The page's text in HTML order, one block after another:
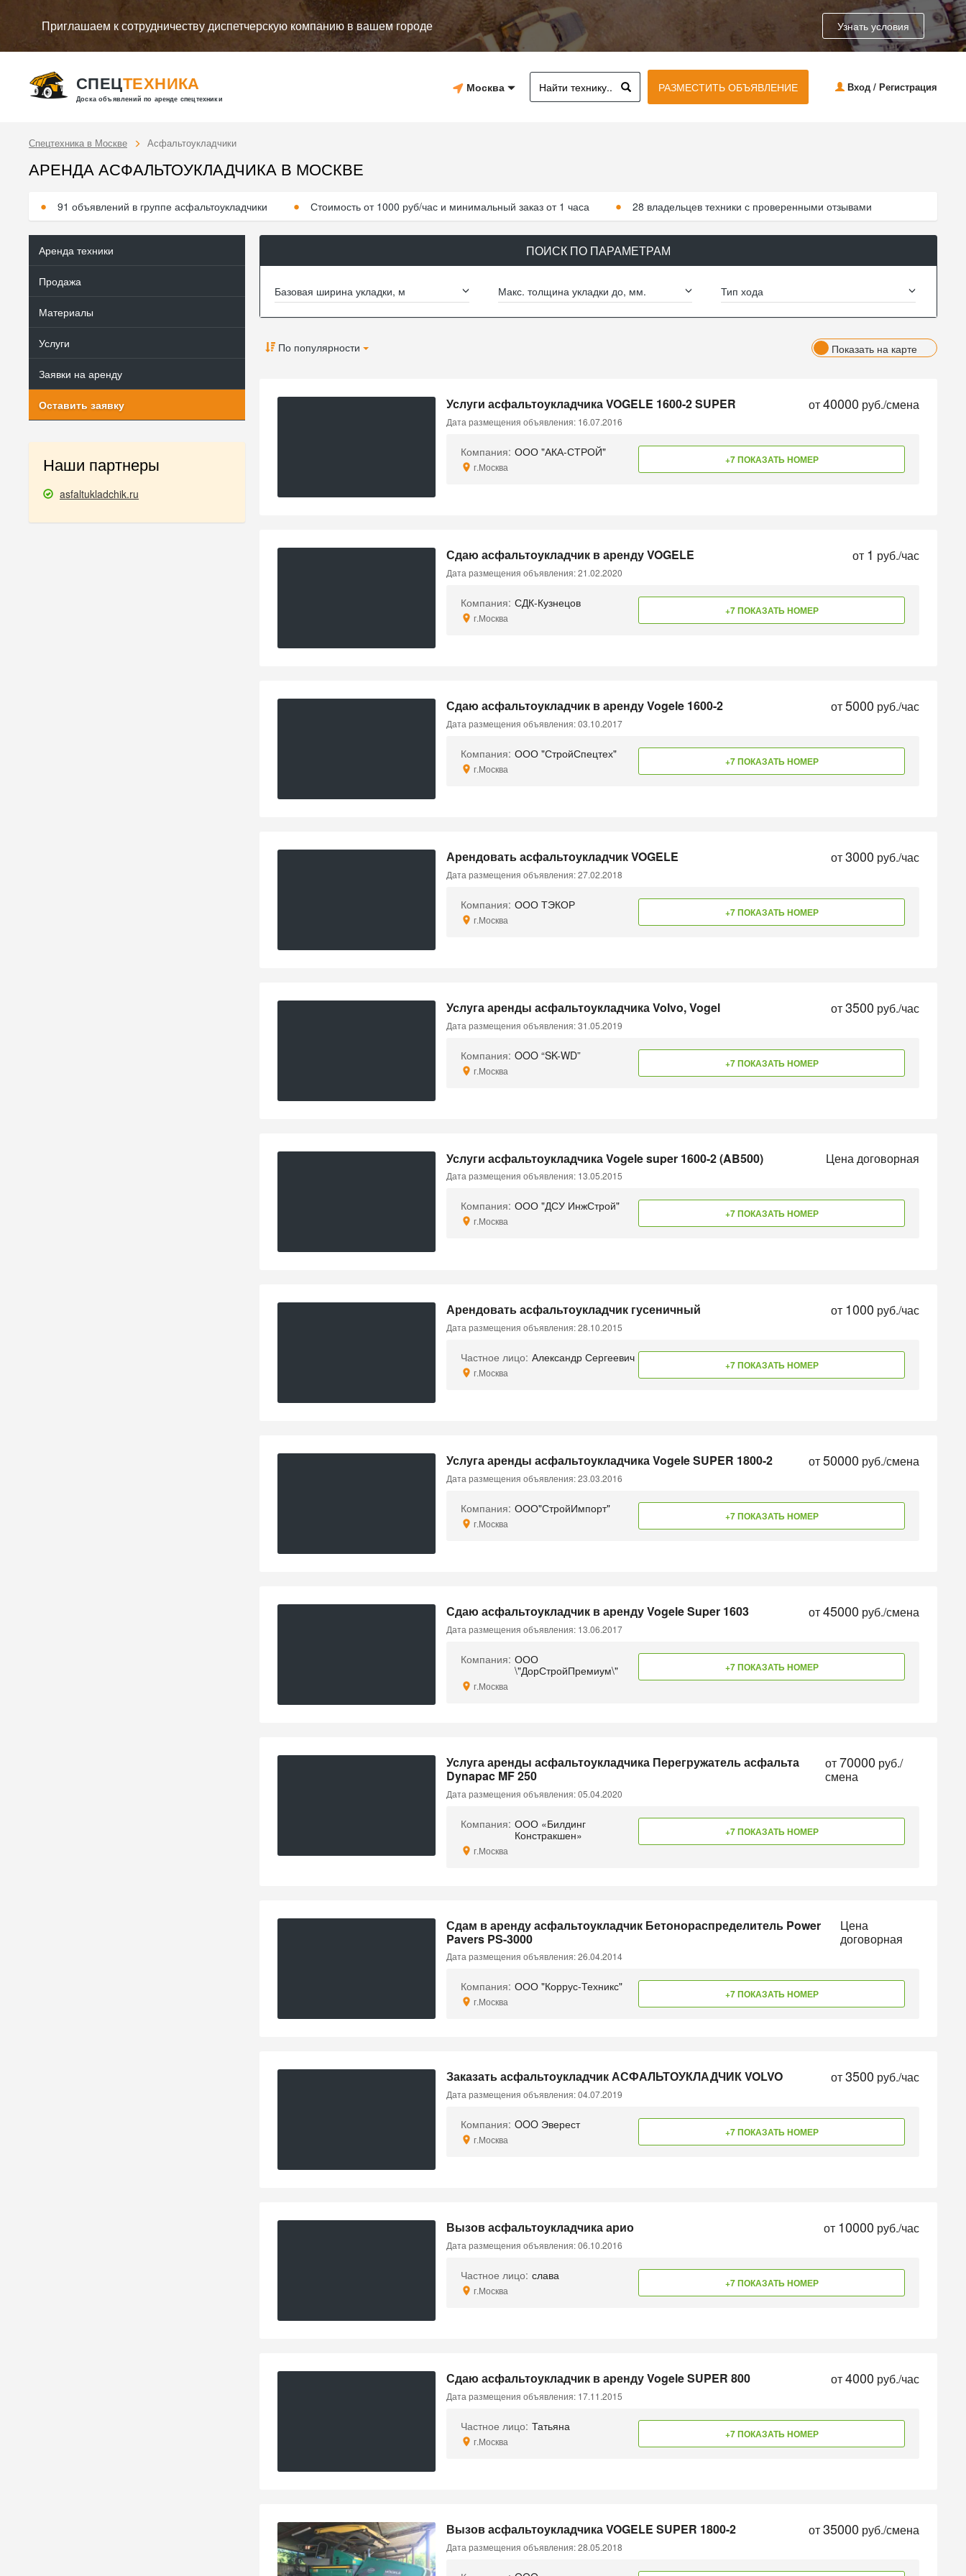
Приглашаем к сотрудничеству диспетчерскую компанию в вашем городе Узнать условия
СПЕЦТЕХНИКА
Доска объявлений по аренде спецтехники
Москва РАЗМЕСТИТЬ ОБЪЯВЛЕНИЕ Вход / Регистрация
Спецтехника в Москве Асфальтоукладчики
АРЕНДА АСФАЛЬТОУКЛАДЧИКА В МОСКВЕ
91 объявлений в группе асфальтоукладчики Стоимость от 1000 руб/час и минимальный заказ от 1 часа 28 владельцев техники с проверенными отзывами
Аренда техники
Продажа
Материалы
Услуги
Заявки на аренду
Оставить заявку
Наши партнеры
asfaltukladchik.ru
ПОИСК ПО ПАРАМЕТРАМ
Базовая ширина укладки, м Макс. толщина укладки до, мм. Тип хода
По популярности Показать на карте
Услуги асфальтоукладчика VOGELE 1600-2 SUPER от40000 руб./смена
Дата размещения объявления: 16.07.2016
Компания: ООО "АКА-СТРОЙ"
г.Москва
+7 ПОКАЗАТЬ НОМЕР
Сдаю асфальтоукладчик в аренду VOGELE от 1 руб./час
Дата размещения объявления: 21.02.2020
Компания: СДК-Кузнецов
г.Москва
+7 ПОКАЗАТЬ НОМЕР
Сдаю асфальтоукладчик в аренду Vogele 1600-2 от5000 руб./час
Дата размещения объявления: 03.10.2017
Компания: ООО "СтройСпецтех"
г.Москва
+7 ПОКАЗАТЬ НОМЕР
Арендовать асфальтоукладчик VOGELE от3000 руб./час
Дата размещения объявления: 27.02.2018
Компания: ООО ТЭКОР
г.Москва
+7 ПОКАЗАТЬ НОМЕР
Услуга аренды асфальтоукладчика Volvo, Vogel от3500 руб./час
Дата размещения объявления: 31.05.2019
Компания: OOO “SK-WD”
г.Москва
+7 ПОКАЗАТЬ НОМЕР
Услуги асфальтоукладчика Vogele super 1600-2 (AB500) Цена договорная
Дата размещения объявления: 13.05.2015
Компания: ООО "ДСУ ИнжСтрой"
г.Москва
+7 ПОКАЗАТЬ НОМЕР
Арендовать асфальтоукладчик гусеничный от 1000 руб./час
Дата размещения объявления: 28.10.2015
Частное лицо: Александр Сергеевич
г.Москва
+7 ПОКАЗАТЬ НОМЕР
Услуга аренды асфальтоукладчика Vogele SUPER 1800-2 от50000 руб./смена
Дата размещения объявления: 23.03.2016
Компания: ООО"СтройИмпорт"
г.Москва
+7 ПОКАЗАТЬ НОМЕР
Сдаю асфальтоукладчик в аренду Vogele Super 1603 от45000 руб./смена
Дата размещения объявления: 13.06.2017
Компания: ООО
\"ДорСтройПремиум\"
г.Москва
+7 ПОКАЗАТЬ НОМЕР
Услуга аренды асфальтоукладчика Перегружатель асфальта
Dynapac MF 250
от70000 руб./
смена
Дата размещения объявления: 05.04.2020
Компания: ООО «Билдинг
Констракшен»
г.Москва
+7 ПОКАЗАТЬ НОМЕР
Сдам в аренду асфальтоукладчик Бетонораспределитель Power
Pavers PS-3000
Цена
договорная
Дата размещения объявления: 26.04.2014
Компания: ООО "Коррус-Техникс"
г.Москва
+7 ПОКАЗАТЬ НОМЕР
Заказать асфальтоукладчик АСФАЛЬТОУКЛАДЧИК VOLVO от3500 руб./час
Дата размещения объявления: 04.07.2019
Компания: OOO Эверест
г.Москва
+7 ПОКАЗАТЬ НОМЕР
Вызов асфальтоукладчика арио от 10000 руб./час
Дата размещения объявления: 06.10.2016
Частное лицо: слава
г.Москва
+7 ПОКАЗАТЬ НОМЕР
Сдаю асфальтоукладчик в аренду Vogele SUPER 800 от4000 руб./час
Дата размещения объявления: 17.11.2015
Частное лицо: Татьяна
г.Москва
+7 ПОКАЗАТЬ НОМЕР
Вызов асфальтоукладчика VOGELE SUPER 1800-2 от35000 руб./смена
Дата размещения объявления: 28.05.2018